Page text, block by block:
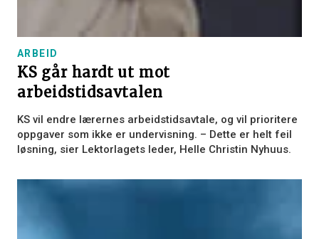
ARBEID
KS går hardt ut mot
arbeidstidsavtalen
KS vil endre lærernes arbeidstidsavtale, og vil prioritere
oppgaver som ikke er undervisning. – Dette er helt feil
løsning, sier Lektorlagets leder, Helle Christin Nyhuus.